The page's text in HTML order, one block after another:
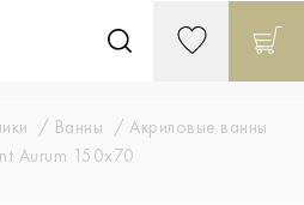
Ванны
Акриловые ванны
Aurum 150х70